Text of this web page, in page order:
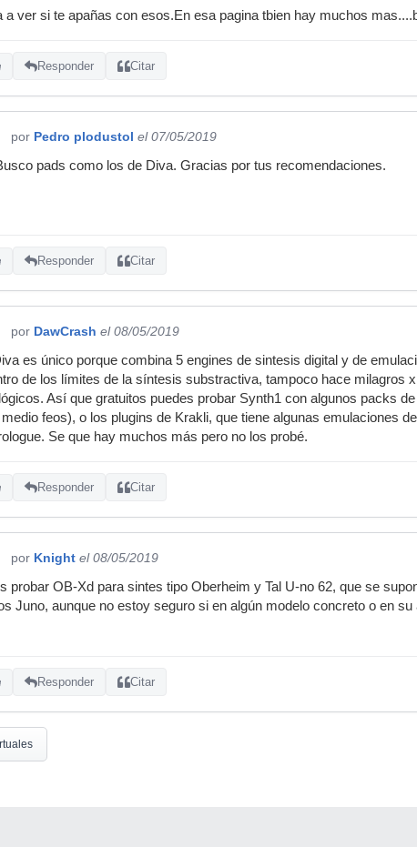
a ver si te apañas con esos.En esa pagina tbien hay muchos
Responder Citar
por Pedro plodustol el 07/05/2019
pads como los de Diva. Gracias por tus recomendaciones.
Responder Citar
por DawCrash el 08/05/2019
es único porque combina 5 engines de sintesis digital y de
de los límites de la síntesis substractiva, tampoco hace milagros
Así que gratuitos puedes probar Synth1 con algunos packs
feos), o los plugins de Krakli, que tiene algunas emulaciones
Se que hay muchos más pero no los probé.
Responder Citar
por Knight el 08/05/2019
probar OB-Xd para sintes tipo Oberheim y Tal U-no 62, que se
Juno, aunque no estoy seguro si en algún modelo concreto o en su
Responder Citar